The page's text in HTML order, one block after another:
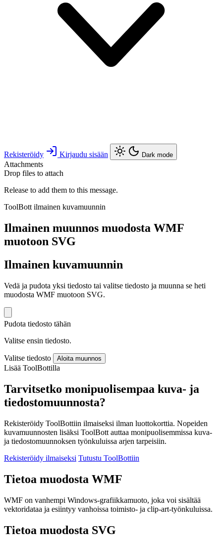
Rekisteröidy Kirjaudu sisään Dark mode
Attachments
Drop files to attach
Release to add them to this message.
ToolBott ilmainen kuvamuunnin
Ilmainen muunnos muodosta WMF
muotoon SVG
Ilmainen kuvamuunnin
Vedä ja pudota yksi tiedosto tai valitse tiedosto ja muunna se heti
muodosta WMF muotoon SVG.
Pudota tiedosto tähän
Valitse ensin tiedosto.
Valitse tiedosto Aloita muunnos
Lisää ToolBottilla
Tarvitsetko monipuolisempaa kuva- ja
tiedostomuunnosta?
Rekisteröidy ToolBottiin ilmaiseksi ilman luottokorttia. Nopeiden
kuvamuunnosten lisäksi ToolBott auttaa monipuolisemmissa kuva-
ja tiedostomuunnoksen työnkuluissa arjen tarpeisiin.
Rekisteröidy ilmaiseksi Tutustu ToolBottiin
Tietoa muodosta WMF
WMF on vanhempi Windows-grafiikkamuoto, joka voi sisältää
vektoridataa ja esiintyy vanhoissa toimisto- ja clip-art-työnkuluissa.
Tietoa muodosta SVG